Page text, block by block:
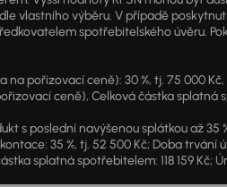
vlastního výběru. V případě
spotřebitelského úvěru.
pořizovací ceně): 30 %, tj. 75 000
ceně), Celková částka splatná
s poslední navýšenou splátkou až 35
35 %, tj. 52 500 Kč; Doba
splatná spotřebitelem: 118 159 Kč;